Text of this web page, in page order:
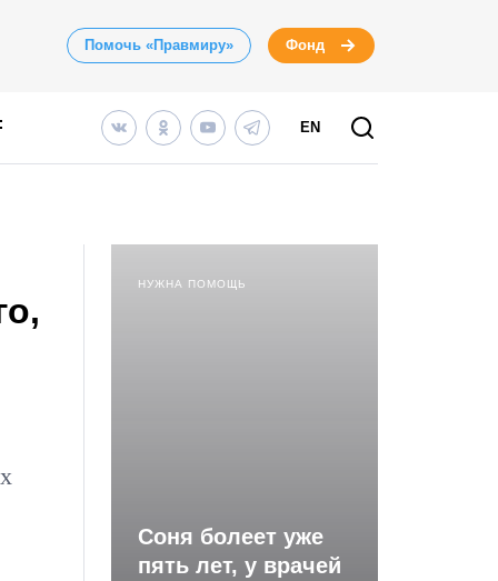
Помочь «Правмиру» Фонд
EN
НУЖНА ПОМОЩЬ
Соня болеет уже
пять лет, у врачей